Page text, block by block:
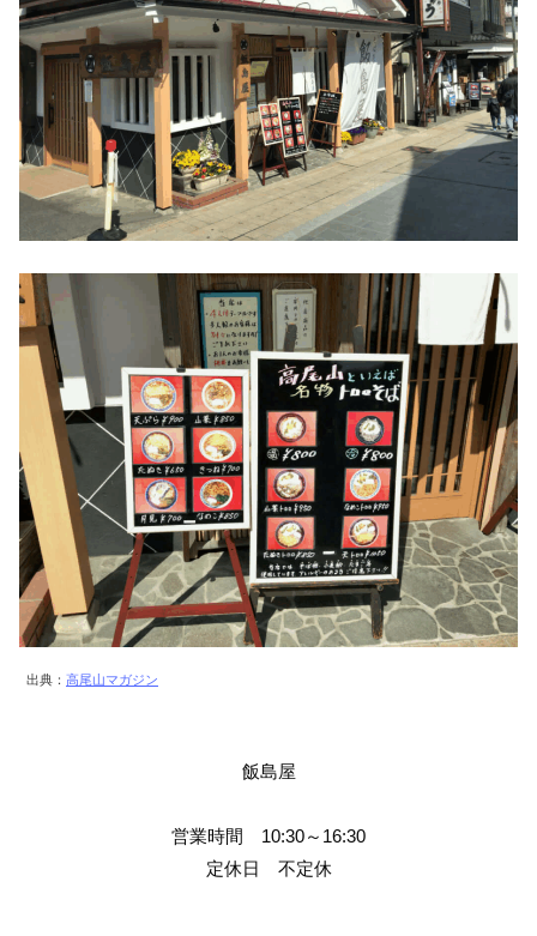
出典： 高尾山マガジン
飯島屋
営業時間 10:30～16:30
定休日 不定休